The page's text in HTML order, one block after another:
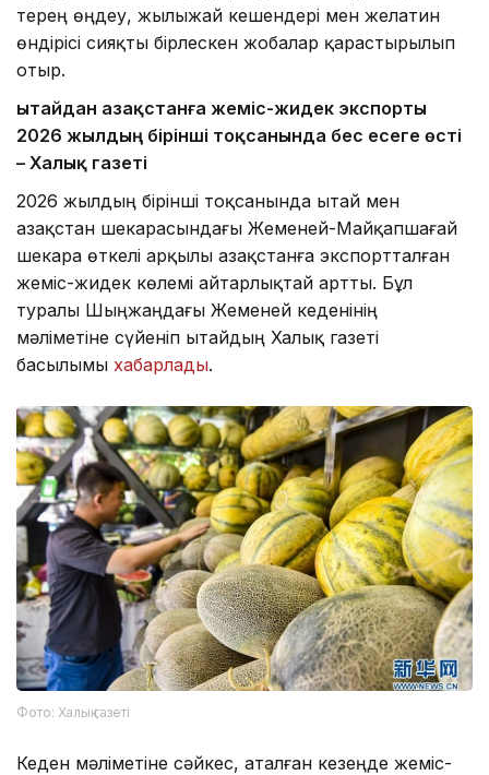
терең өңдеу, жылыжай кешендері мен желатин
өндірісі сияқты бірлескен жобалар қарастырылып
отыр.
Қытайдан Қазақстанға жеміс-жидек экспорты
2026 жылдың бірінші тоқсанында бес есеге өсті
– Халық газеті
2026 жылдың бірінші тоқсанында Қытай мен
Қазақстан шекарасындағы Жеменей-Майқапшағай
шекара өткелі арқылы Қазақстанға экспортталған
жеміс-жидек көлемі айтарлықтай артты. Бұл
туралы Шыңжаңдағы Жеменей кеденінің
мәліметіне сүйеніп Қытайдың Халық газеті
басылымы хабарлады.
Фото: Халық газеті
Кеден мәліметіне сәйкес, аталған кезеңде жеміс-